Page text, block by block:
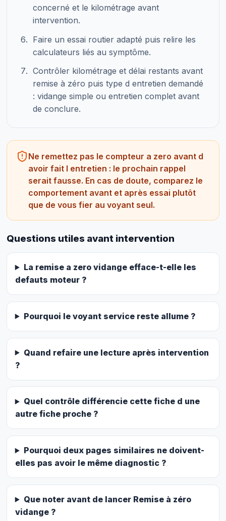
concerné et le kilométrage avant
intervention.
Faire un essai routier adapté puis relire les
calculateurs liés au symptôme.
Contrôler kilométrage et délai restants avant
remise à zéro puis type d entretien demandé
: vidange simple ou entretien complet avant
de conclure.
Ne remettez pas le compteur a zero avant d
avoir fait l entretien : le prochain rappel
serait fausse. En cas de doute, comparez le
comportement avant et après essai plutôt
que de vous fier au voyant seul.
Questions utiles avant intervention
La remise a zero vidange efface-t-elle les
defauts moteur ?
Pourquoi le voyant service reste allume ?
Quand refaire une lecture après intervention
?
Quel contrôle différencie cette fiche d une
autre fiche proche ?
Pourquoi deux pages similaires ne doivent-
elles pas avoir le même diagnostic ?
Que noter avant de lancer Remise à zéro
vidange ?